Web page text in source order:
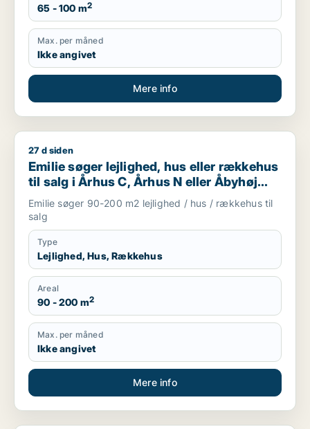
65 - 100 m2
Max. per måned
Ikke angivet
Mere info
Emilie søger lejlighed, hus eller rækkehus til salg i Århus C,
27 d siden
Emilie søger lejlighed, hus eller rækkehus
til salg i Århus C, Århus N eller Åbyhøj
m.fl.
Emilie søger 90-200 m2 lejlighed / hus / rækkehus til
salg
Type
Lejlighed, Hus, Rækkehus
Areal
90 - 200 m2
Max. per måned
Ikke angivet
Mere info